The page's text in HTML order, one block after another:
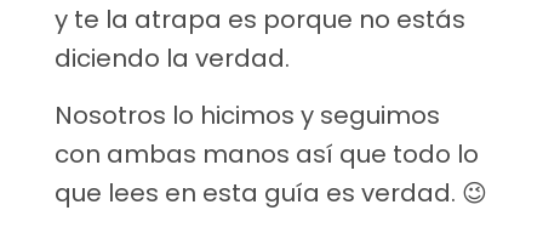
y te la atrapa es porque no estás
diciendo la verdad.
Nosotros lo hicimos y seguimos
con ambas manos así que todo lo
que lees en esta guía es verdad. 😉